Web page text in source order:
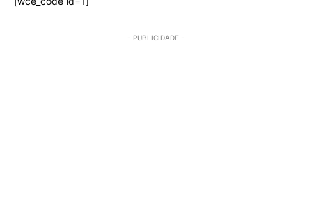
- PUBLICIDADE -